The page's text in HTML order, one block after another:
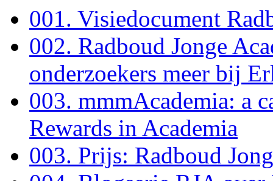
001. Visiedocument
002. Radboud Jonge
onderzoekers meer bij
003. mmmAcademia: a
Rewards in Academia
003. Prijs: Radboud